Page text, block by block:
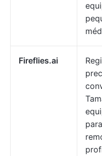
Fireflies.ai